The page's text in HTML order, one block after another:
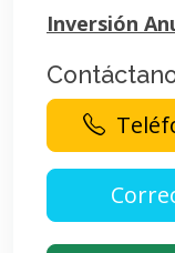
Inversión